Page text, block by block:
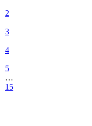
2
3
4
5
…
15